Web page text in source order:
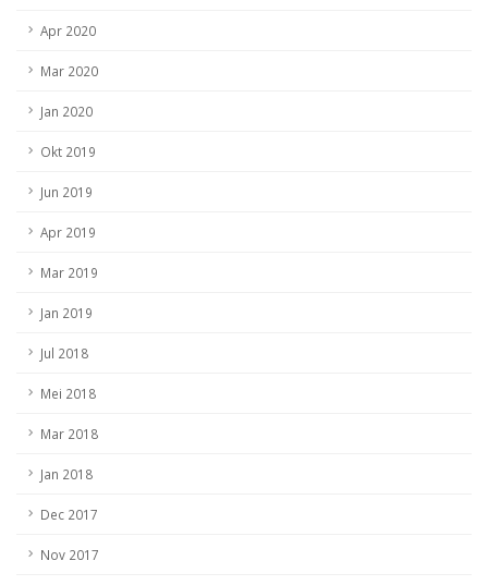
Apr 2020
Mar 2020
Jan 2020
Okt 2019
Jun 2019
Apr 2019
Mar 2019
Jan 2019
Jul 2018
Mei 2018
Mar 2018
Jan 2018
Dec 2017
Nov 2017